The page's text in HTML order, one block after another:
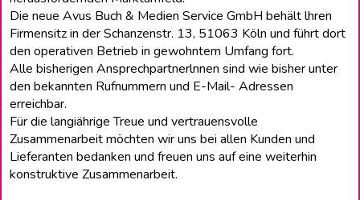
Die neue Avus Buch & Medien Service GmbH behält lhren
Firmensitz in der Schanzenstr. 13, 51063 Köln und führt dort
den operativen Betrieb in gewohntem Umfang fort.
Alle bisherigen Ansprechpartnerlnnen sind wie bisher unter
den bekannten Rufnummern und E-Mail- Adressen
erreichbar.
Für die langiährige Treue und vertrauensvolle
Zusammenarbeit möchten wir uns bei allen Kunden und
Lieferanten bedanken und freuen uns auf eine weiterhin
konstruktive Zusammenarbeit.